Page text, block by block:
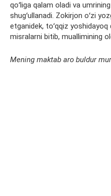
qoʻliga qalam oladi va
shugʻullanadi. Zokirjon oʻzi
etganidek, toʻqqiz
misralarni bitib, muallimining
Mening maktab aro buldur